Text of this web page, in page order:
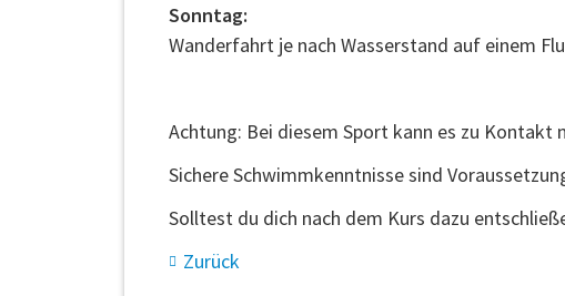
Sonntag:
Wanderfahrt je nach Wasserstand auf einem
Achtung: Bei diesem Sport kann es zu
Sichere Schwimmkenntnisse sind
Solltest du dich nach dem Kurs dazu
Zurück